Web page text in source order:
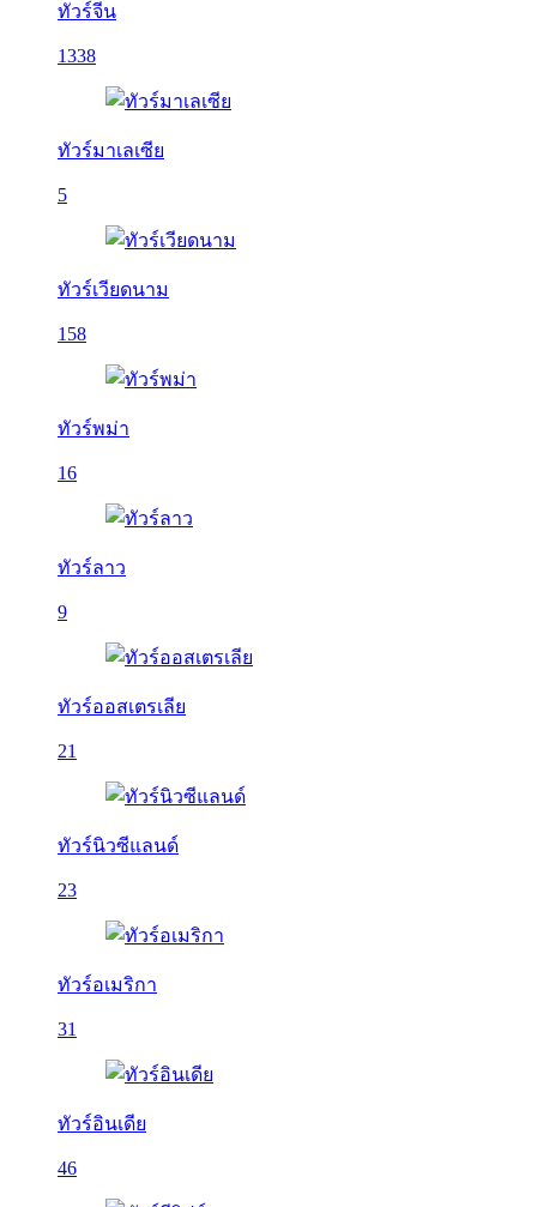
ทัวร์จีน
1338
ทัวร์มาเลเซีย
5
ทัวร์เวียดนาม
158
ทัวร์พม่า
16
ทัวร์ลาว
9
ทัวร์ออสเตรเลีย
21
ทัวร์นิวซีแลนด์
23
ทัวร์อเมริกา
31
ทัวร์อินเดีย
46